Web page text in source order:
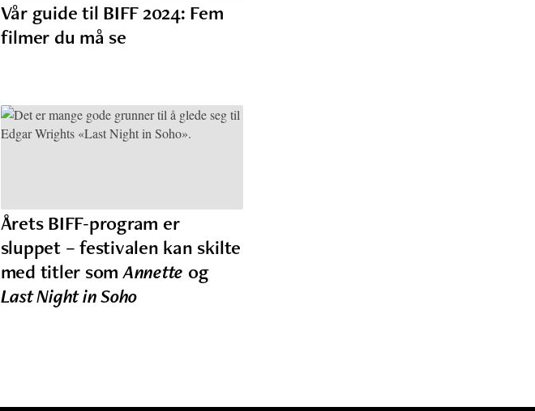
Vår guide til BIFF 2024: Fem
filmer du må se
Årets BIFF-program er
sluppet – festivalen kan skilte
med titler somAnnette og
Last Night in Soho